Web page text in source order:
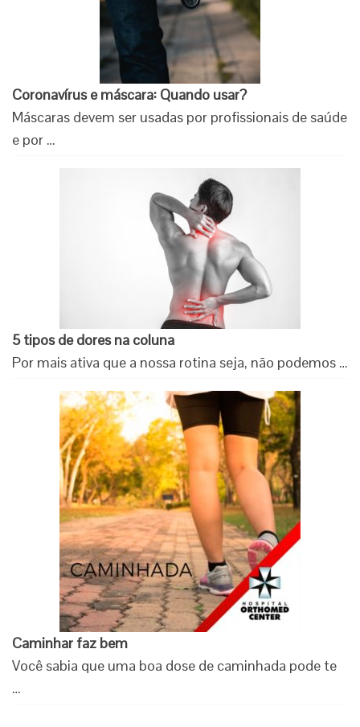
Coronavírus e máscara: Quando usar?
Máscaras devem ser usadas por profissionais de saúde
e por …
5 tipos de dores na coluna
Por mais ativa que a nossa rotina seja, não podemos …
Caminhar faz bem
Você sabia que uma boa dose de caminhada pode te
…